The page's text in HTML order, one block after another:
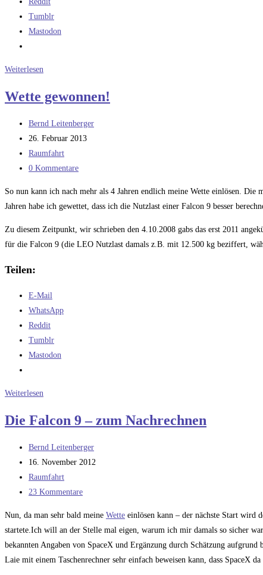
Tumblr
Mastodon
Weiterlesen
SpaceX
Wette gewonnen!
Beitrags-
Autor:
Bernd Leitenberger
Beitrag
veröffentlicht:
26. Februar 2013
Beitrags-
Kategorie:
Raumfahrt
Beitrags-
0 Kommentare
So nun kann ich nach mehr als 4 Jahren endlich meine Wette einlösen.
Jahren habe ich gewettet, dass ich die Nutzlast einer Falcon 9 besser
Zu diesem Zeitpunkt, wir schrieben den 4.10.2008 gabs das erst 2011
für die Falcon 9 (die LEO Nutzlast damals z.B. mit 12.500 kg beziffert,
Teilen:
E-Mail
WhatsApp
Reddit
Tumblr
Mastodon
Weiterlesen
Die Falcon 9 – zum Nachrechnen
Beitrags-
Autor:
Bernd Leitenberger
Beitrag
veröffentlicht:
16. November 2012
Beitrags-
Kategorie:
Raumfahrt
Beitrags-
23 Kommentare
Nun, da man sehr bald meine Wette einlösen kann – der nächste Start wird
startete.Ich will an der Stelle mal eigen, warum ich mir damals so sicher
bekannten Angaben von SpaceX und Ergänzung durch Schätzung
Laie mit einem Taschenrechner sehr einfach beweisen kann, dass SpaceX